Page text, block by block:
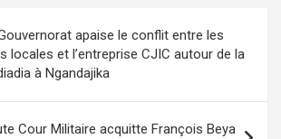
g
er
gr
a
g
er
apaise le conflit entre les
locales et l’entreprise CJIC autour de la
à Ngandajika
Cour Militaire acquitte François Beya